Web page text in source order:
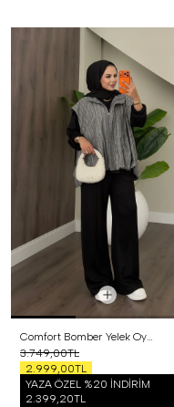
Comfort Bomber Yelek Oysh Üçlü Takım Siyah
3.749,00TL
2.999,00TL
YAZA ÖZEL %20 İNDİRİM
2.399,20TL